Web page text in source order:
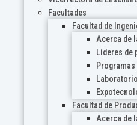
Facultades
Facultad de
Acerca de
Líderes de
Facultad de
Acerca de